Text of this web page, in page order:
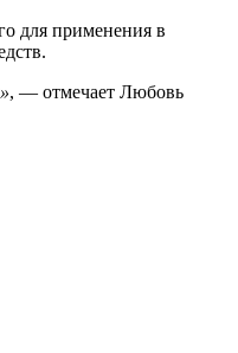
для применения в
, — отмечает Любовь